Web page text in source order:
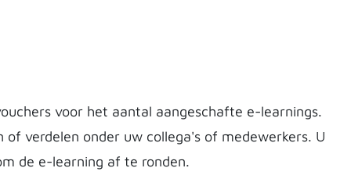
voor het aantal aangeschafte e-learnings.
of verdelen onder uw collega's of medewerkers. U
de e-learning af te ronden.